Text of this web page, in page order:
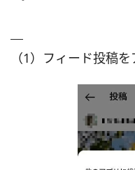
（1）フィード投稿